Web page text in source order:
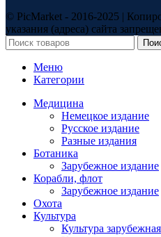
© PicMarket - 2016-2025 |
указания (адреса) сайта
Меню
Категории
Медицина
Немецкое издание
Русское издание
Разные издания
Ботаника
Зарубежное издание
Корабли, флот
Зарубежное издание
Охота
Культура
Культура зарубежная